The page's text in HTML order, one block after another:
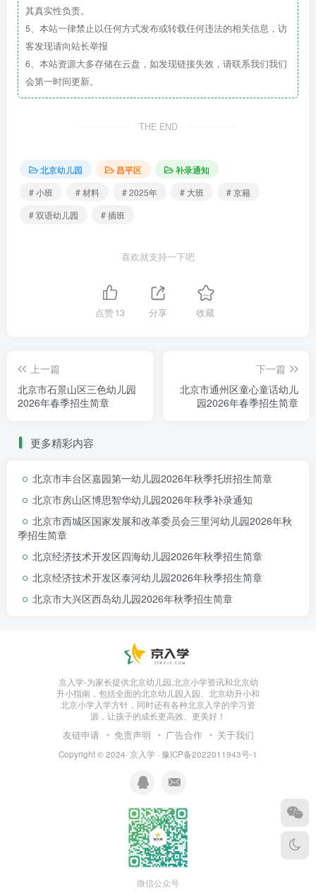
园所在线审核材料
2025年6月11日—7月3日，陆续审核家长提供的材料。并通过微信或
通知录取结果
2025年6月11日-7月3日，陆续通知家长录取结果，请家长按录取通知
温馨提示：
1.咨询时间：8:00-17:00
4.幼儿所提交的材料复印件招生后不退还，根据保密原则，招生结束
注：有 就读中、大班需求的家长，提交申请的办法同中、大招生
期待更多宝贝加入
更多优惠信息请咨询招生老师
咨询热线： 18511158657
其真实性负责。
5、本站一律禁止以任何方式发布或转载任何违法的相关信息，访
客发现请向站长举报
6、本站资源大多存储在云盘，如发现链接失效，请联系我们我们
会第一时间更新。
THE END
北京幼儿园 昌平区
补录通知
# 小班
# 材料 # 2025年 # 大班
# 京籍
# 双语幼儿园
# 插班
喜欢就支持一下吧
点赞13 分享 收藏
上一篇
北京市石景山区三色幼儿园
2026年春季招生简章
下一篇
北京市通州区童心童话幼儿
园2026年春季招生简章
更多精彩内容
北京市丰台区嘉园第一幼儿园2026年秋季托班招生简章
北京市房山区博思智华幼儿园2026年秋季补录通知
北京市西城区国家发展和改革委员会三里河幼儿园2026年秋
季招生简章
北京经济技术开发区四海幼儿园2026年秋季招生简章
北京经济技术开发区泰河幼儿园2026年秋季招生简章
北京市大兴区西岛幼儿园2026年秋季招生简章
京入学-为家长提供北京幼儿园,北京小学资讯和北京幼
升小指南，包括全面的北京幼儿园入园、北京幼升小和
北京小学入学方针，同时还有各种北京入学的学习资
源，让孩子的成长更高效、更美好！
友链申请 免责声明 广告合作 关于我们
Copyright © 2024· 京入学 · 豫ICP备2022011943号-1
微信公众号